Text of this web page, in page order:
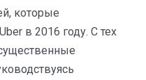
которые
в 2016 году. С тех